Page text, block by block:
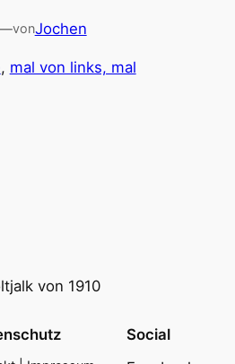
vonJochen
, mal von links, mal
von 1910
Social